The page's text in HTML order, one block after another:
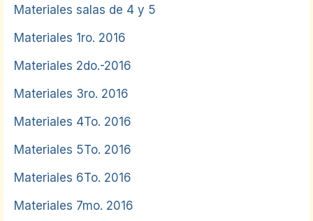
Materiales salas de 4 y 5
Materiales 1ro. 2016
Materiales 2do.-2016
Materiales 3ro. 2016
Materiales 4To. 2016
Materiales 5To. 2016
Materiales 6To. 2016
Materiales 7mo. 2016